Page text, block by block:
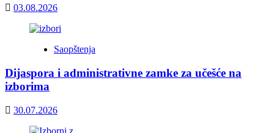
03.08.2026
Saopštenja
Dijaspora i administrativne zamke za učešće na
izborima
30.07.2026